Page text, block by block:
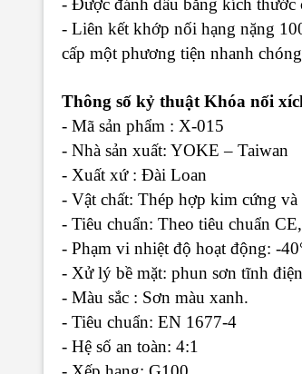
- Liên kết khớp nối hạng nặng
cấp một phương tiện nhanh
Thông số kỷ thuật Khóa nối
- Mã sản phẩm : X-015
- Nhà sản xuất: YOKE – Taiwan
- Xuất xứ : Đài Loan
- Vật chất: Thép hợp kim cứng
- Tiêu chuẩn: Theo tiêu chuẩn
- Phạm vi nhiệt độ hoạt động: -
- Xử lý bề mặt: phun sơn tĩnh điện
- Màu sắc : Sơn màu xanh.
- Tiêu chuẩn: EN 1677-4
- Hệ số an toàn: 4:1